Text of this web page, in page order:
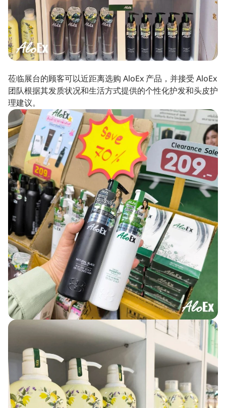
莅临展台的顾客可以近距离选购 AloEx 产品，并接受 AloEx
团队根据其发质状况和生活方式提供的个性化护发和头皮护
理建议。